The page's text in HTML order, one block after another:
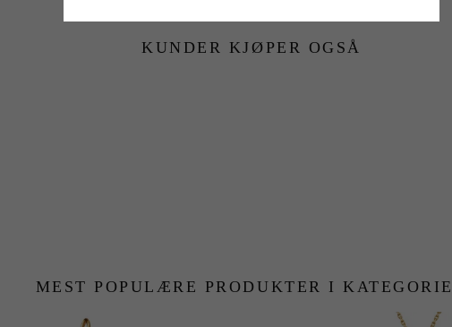
KUNDER KJØPER OGSÅ
MEST POPULÆRE PRODUKTER I